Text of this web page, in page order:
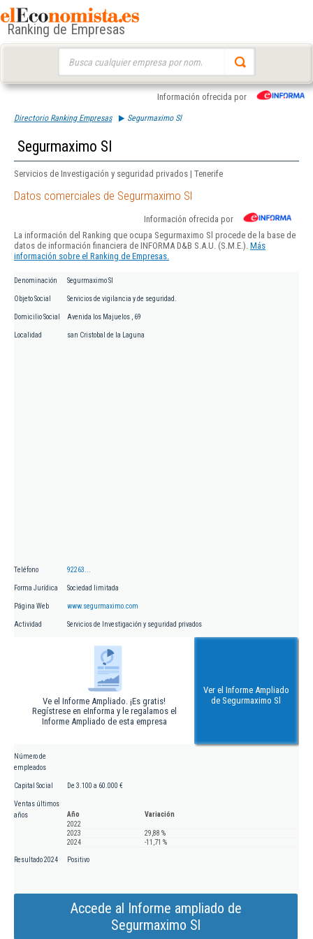
Ranking de Empresas
Información ofrecida por
Directorio Ranking Empresas Segurmaximo Sl
Segurmaximo Sl
Servicios de Investigación y seguridad privados | Tenerife
Datos comerciales de Segurmaximo Sl
Información ofrecida por
La información del Ranking que ocupa Segurmaximo Sl procede de la base de
datos de información financiera de INFORMA D&B S.A.U. (S.M.E.). Más
información sobre el Ranking de Empresas.
Denominación Segurmaximo Sl
Objeto Social Servicios de vigilancia y de seguridad.
Domicilio Social Avenida los Majuelos , 69
Localidad san Cristobal de la Laguna
Teléfono 92263...
Forma Jurídica Sociedad limitada
Página Web www.segurmaximo.com
Actividad Servicios de Investigación y seguridad privados
Ve el Informe Ampliado. ¡Es gratis!
Regístrese en eInforma y le regalamos el
Informe Ampliado de esta empresa
Ver el Informe Ampliado
de Segurmaximo Sl
Número de
empleados
Capital Social De 3.100 a 60.000 €
Ventas últimos
años
Año
Variación
2022
2023
29,88 %
2024
-11,71 %
Resultado 2024 Positivo
Accede al Informe ampliado de
Segurmaximo Sl